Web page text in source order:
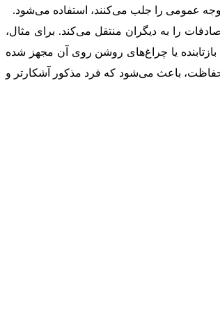
عمومی را جلب می‌کنند، استفاده می‌شود.
را به دیگران منتقل می‌کند. برای مثال،
یا چراغ‌های روشن روی آن مجهز شده
حفاظت، باعث می‌شود که فرد مذکور آشکارتر و